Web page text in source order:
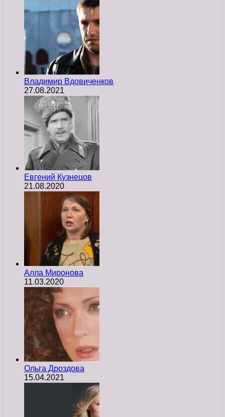
Владимир Вдовиченков
27.08.2021
Евгений Кузнецов
21.08.2020
Алла Миронова
11.03.2020
Ольга Дроздова
15.04.2021